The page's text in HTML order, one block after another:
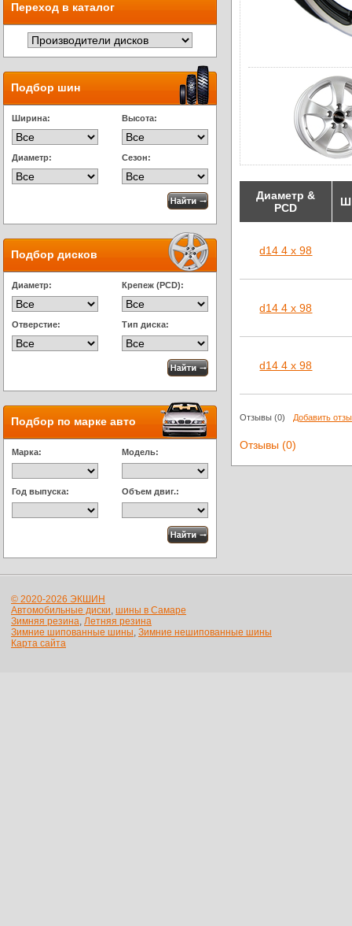
Переход в каталог
Подбор шин
Ширина: Высота:
Диаметр: Сезон:
Подбор дисков
Диаметр: Крепеж (PCD):
Отверстие: Тип диска:
Подбор по марке авто
Марка: Модель:
Год выпуска: Объем двиг.:
Диаметр &
PCD
d14 4 x 98
d14 4 x 98
d14 4 x 98
Отзывы (0) Добавить
Отзывы (0)
© 2020-2026 ЭКШИН
Автомобильные диски, шины в Самаре
Зимняя резина, Летняя резина
Зимние шипованные шины, Зимние нешипованные шины
Карта сайта